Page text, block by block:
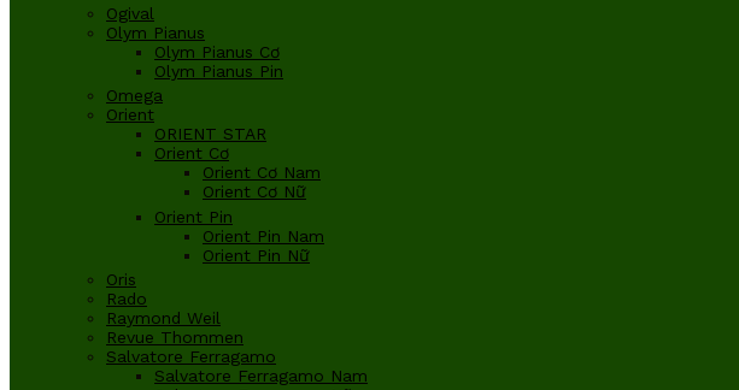
Ogival
Olym Pianus
Olym Pianus Cơ
Olym Pianus Pin
Omega
Orient
ORIENT STAR
Orient Cơ
Orient Cơ Nam
Orient Cơ Nữ
Orient Pin
Orient Pin Nam
Orient Pin Nữ
Oris
Rado
Raymond Weil
Revue Thommen
Salvatore Ferragamo
Salvatore Ferragamo Nam